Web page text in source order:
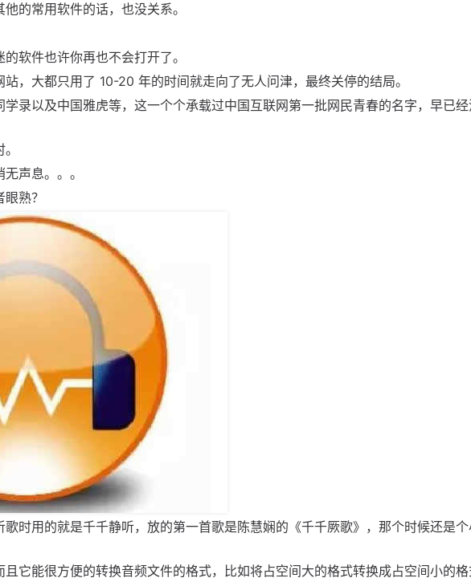
的常用软件的话，也没关系。
软件也许你再也不会打开了。
，大都只用了 10-20 年的时间就走向了无人问津，最终关停的结局。
录以及中国雅虎等，这一个个承载过中国互联网第一批网民青春的名字，早已
声息。。。
熟？
时用的就是千千静听，放的第一首歌是陈慧娴的《千千厥歌》，那个时候还是
它能很方便的转换音频文件的格式，比如将占空间大的格式转换成占空间小的